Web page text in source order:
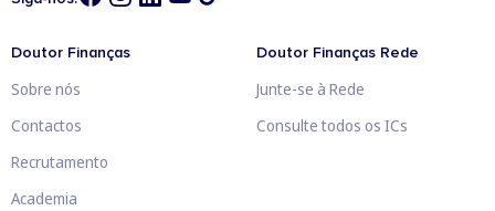
Doutor Finanças
Sobre nós
Contactos
Recrutamento
Academia
Doutor Finanças Rede
Junte-se à Rede
Consulte todos os ICs